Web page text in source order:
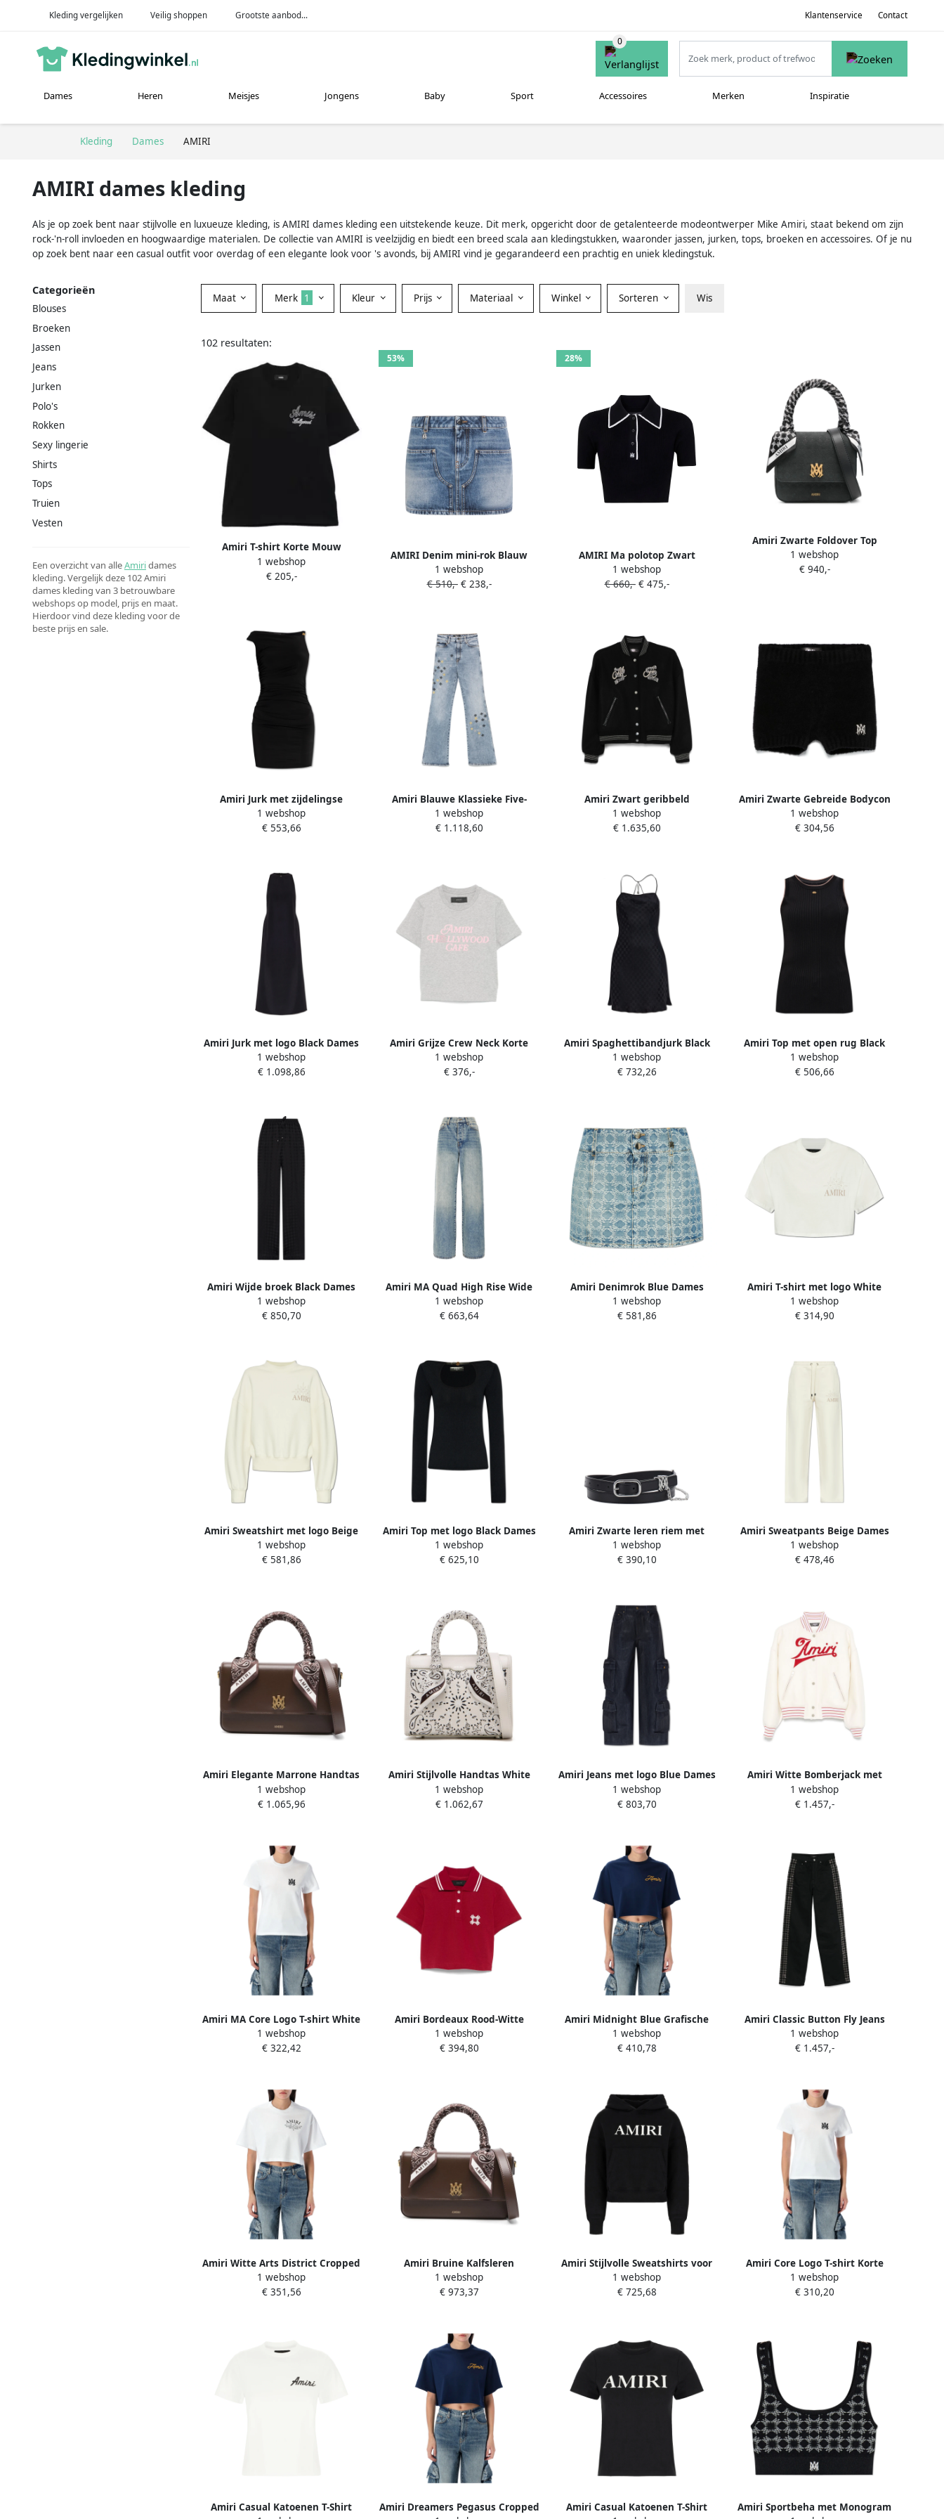
Kleding vergelijken Veilig shoppen Grootste aanbod... Klantenservice Contact
Dames Heren Meisjes Jongens Baby Sport Accessoires Merken Inspiratie
Kleding Dames AMIRI
AMIRI dames kleding
Als je op zoek bent naar stijlvolle en luxueuze kleding, is AMIRI dames kleding een uitstekende keuze. Dit merk, opgericht door de getalenteerde modeontwerper Mike Amiri, staat bekend om zijn
rock-'n-roll invloeden en hoogwaardige materialen. De collectie van AMIRI is veelzijdig en biedt een breed scala aan kledingstukken, waaronder jassen, jurken, tops, broeken en accessoires. Of je nu
op zoek bent naar een casual outfit voor overdag of een elegante look voor 's avonds, bij AMIRI vind je gegarandeerd een prachtig en uniek kledingstuk.
Categorieën
Blouses
Broeken
Jassen
Jeans
Jurken
Polo's
Rokken
Sexy lingerie
Shirts
Tops
Truien
Vesten
Een overzicht van alleAmiridames
kleding. Vergelijk deze 102 Amiri
dames kleding van 3 betrouwbare
webshops op model, prijs en maat.
Hierdoor vind deze kleding voor de
beste prijs en sale.
Maat Merk 1 Kleur Prijs Materiaal Winkel Sorteren Wis
102 resultaten:
Amiri T-shirt Korte Mouw
HOLLYWOODD TEE
1 webshop
€ 205,-
53%
AMIRI Denim mini-rok Blauw
1 webshop
€ 510,-€ 238,-
28%
AMIRI Ma polotop Zwart
1 webshop
€ 660,-€ 475,-
Amiri Zwarte Foldover Top
Handtas Black Dames
1 webshop
€ 940,-
Amiri Jurk met zijdelingse
draperie Black Dames
1 webshop
€ 553,66
Amiri Blauwe Klassieke Five-
Pocket Jeans Blue Dames
1 webshop
€ 1.118,60
Amiri Zwart geribbeld
bovenkleding met
logoborduursel Black Dames
1 webshop
€ 1.635,60
Amiri Zwarte Gebreide Bodycon
Rok Black Dames
1 webshop
€ 304,56
Amiri Jurk met logo Black Dames
1 webshop
€ 1.098,86
Amiri Grijze Crew Neck Korte
Mouw T-shirt Gray Dames
1 webshop
€ 376,-
Amiri Spaghettibandjurk Black
Dames
1 webshop
€ 732,26
Amiri Top met open rug Black
Dames
1 webshop
€ 506,66
Amiri Wijde broek Black Dames
1 webshop
€ 850,70
Amiri MA Quad High Rise Wide
Jean Blue Dames
1 webshop
€ 663,64
Amiri Denimrok Blue Dames
1 webshop
€ 581,86
Amiri T-shirt met logo White
Dames
1 webshop
€ 314,90
Amiri Sweatshirt met logo Beige
Dames
1 webshop
€ 581,86
Amiri Top met logo Black Dames
1 webshop
€ 625,10
Amiri Zwarte leren riem met
kettingdetail Black
1 webshop
€ 390,10
Amiri Sweatpants Beige Dames
1 webshop
€ 478,46
Amiri Elegante Marrone Handtas
Brown Dames
1 webshop
€ 1.065,96
Amiri Stijlvolle Handtas White
Dames
1 webshop
€ 1.062,67
Amiri Jeans met logo Blue Dames
1 webshop
€ 803,70
Amiri Witte Bomberjack met
Rode Bies White Dames
1 webshop
€ 1.457,-
Amiri MA Core Logo T-shirt White
Dames
1 webshop
€ 322,42
Amiri Bordeaux Rood-Witte
Streeptrui Red Dames
1 webshop
€ 394,80
Amiri Midnight Blue Grafische
Print Tee Blue Dames
1 webshop
€ 410,78
Amiri Classic Button Fly Jeans
Black Dames
1 webshop
€ 1.457,-
Amiri Witte Arts District Cropped
Tee White Dames
1 webshop
€ 351,56
Amiri Bruine Kalfsleren
Schoudertas Brown Dames
1 webshop
€ 973,37
Amiri Stijlvolle Sweatshirts voor
een Trendy Look Black Dames
1 webshop
€ 725,68
Amiri Core Logo T-shirt Korte
Mouwen van Katoen White
Dames
1 webshop
€ 310,20
Amiri Casual Katoenen T-Shirt
Amiri Dreamers Pegasus Cropped
Amiri Casual Katoenen T-Shirt
Amiri Sportbeha met Monogram